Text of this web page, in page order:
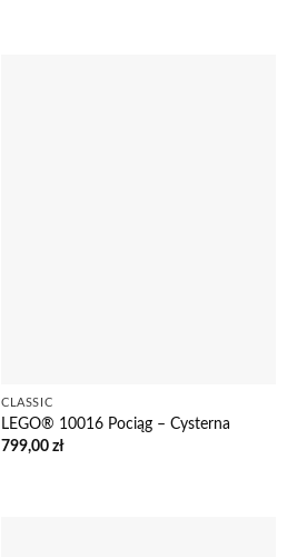
CLASSIC
LEGO® 10016 Pociąg – Cysterna
799,00zł